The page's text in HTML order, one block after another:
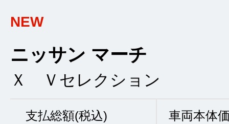
NEW
ニッサン マーチ
Ｘ Ｖセレクション
支払総額(税込) 車両本体